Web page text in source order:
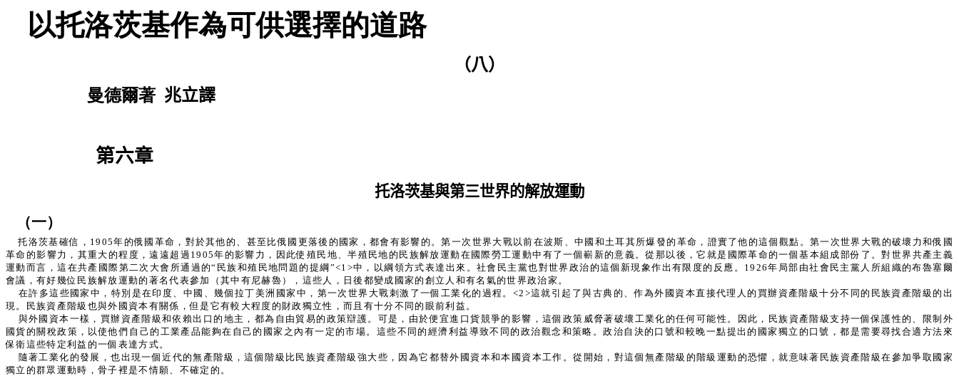
以托洛茨基作為可供選擇的道路
（八）
曼德爾著 兆立譯
第六章
托洛茨基與第三世界的解放運動
（一）
托洛茨基確信，1905年的俄國革命，對於其他的、甚至比俄國更落後的國家，都會有影響的。第一次世界大戰以前在波斯、中國和土耳其所爆發的革命，證實了他的這個觀點。第一次世界大戰的破壞力和俄國
革命的影響力，其重大的程度，遠遠超過1905年的影響力，因此使殖民地、半殖民地的民族解放運動在國際勞工運動中有了一個嶄新的意義。從那以後，它就是國際革命的一個基本組成部份了。對世界共產主義
運動而言，這在共產國際第二次大會所通過的“民族和殖民地問題的提綱”<1>中，以綱領方式表達出來。社會民主黨也對世界政治的這個新現象作出有限度的反應。1926年局部由社會民主黨人所組織的布魯塞爾
會議，有好幾位民族解放運動的著名代表參加（其中有尼赫魯），這些人，日後都變成國家的創立人和有名氣的世界政治家。
在許多這些國家中，特別是在印度、中國、幾個拉丁美洲國家中，第一次世界大戰刺激了一個工業化的過程。<2>這就引起了與古典的、作為外國資本直接代理人的買辦資產階級十分不同的民族資產階級的出
現。民族資產階級也與外國資本有關係，但是它有較大程度的財政獨立性，而且有十分不同的眼前利益。
與外國資本一樣，買辦資產階級和依賴出口的地主，都為自由貿易的政策辯護。可是，由於便宜進口貨競爭的影響，這個政策威脅著破壞工業化的任何可能性。因此，民族資產階級支持一個保護性的、限制外
國貨的關稅政策，以使他們自己的工業產品能夠在自己的國家之內有一定的市場。這些不同的經濟利益導致不同的政治觀念和策略。政治自決的口號和較晚一點提出的國家獨立的口號，都是需要尋找合適方法來
保衛這些特定利益的一個表達方式。
隨著工業化的發展，也出現一個近代的無產階級，這個階級比民族資產階級強大些，因為它都替外國資本和本國資本工作。從開始，對這個無產階級的階級運動的恐懼，就意味著民族資產階級在參加爭取國家
獨立的群眾運動時，骨子裡是不情願、不確定的。